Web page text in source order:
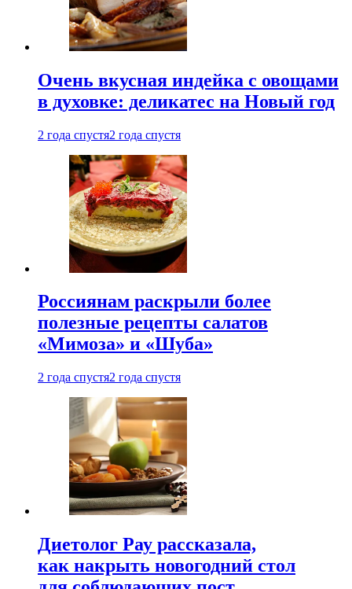
Очень вкусная индейка с овощами
в духовке: деликатес на Новый год
2 года спустя2 года спустя
Россиянам раскрыли более
полезные рецепты салатов
«Мимоза» и «Шуба»
2 года спустя2 года спустя
Диетолог Рау рассказала,
как накрыть новогодний стол